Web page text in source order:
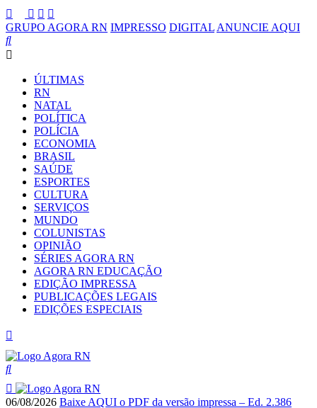
GRUPO AGORA RN IMPRESSO DIGITAL ANUNCIE AQUI
ÚLTIMAS
RN
NATAL
POLÍTICA
POLÍCIA
ECONOMIA
BRASIL
SAÚDE
ESPORTES
CULTURA
SERVIÇOS
MUNDO
COLUNISTAS
OPINIÃO
SÉRIES AGORA RN
AGORA RN EDUCAÇÃO
EDIÇÃO IMPRESSA
PUBLICAÇÕES LEGAIS
EDIÇÕES ESPECIAIS
06/08/2026 Baixe AQUI o PDF da versão impressa – Ed. 2.386